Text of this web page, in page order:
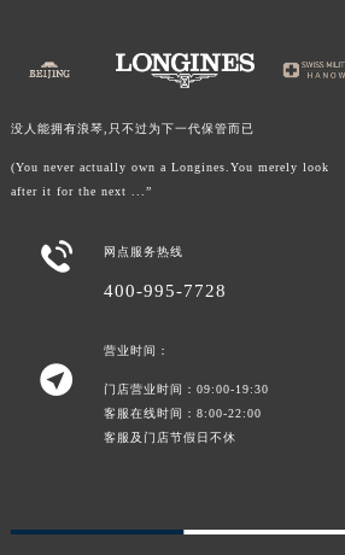
没人能拥有浪琴,只不过为下一代保管而已
(You never actually own a Longines.You merely look
after it for the next ...”
 网点服务热线
400-995-7728

营业时间：
门店营业时间：09:00-19:30
客服在线时间：8:00-22:00
客服及门店节假日不休